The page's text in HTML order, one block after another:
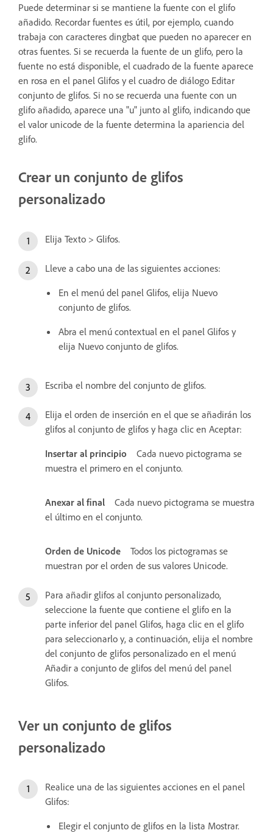
Puede determinar si se mantiene la fuente con el glifo
añadido. Recordar fuentes es útil, por ejemplo, cuando
trabaja con caracteres dingbat que pueden no aparecer en
otras fuentes. Si se recuerda la fuente de un glifo, pero la
fuente no está disponible, el cuadrado de la fuente aparece
en rosa en el panel Glifos y el cuadro de diálogo Editar
conjunto de glifos. Si no se recuerda una fuente con un
glifo añadido, aparece una "u" junto al glifo, indicando que
el valor unicode de la fuente determina la apariencia del
glifo.
Crear un conjunto de glifos
personalizado
Elija Texto > Glifos.
Lleve a cabo una de las siguientes acciones:
En el menú del panel Glifos, elija Nuevo
conjunto de glifos.
Abra el menú contextual en el panel Glifos y
elija Nuevo conjunto de glifos.
Escriba el nombre del conjunto de glifos.
Elija el orden de inserción en el que se añadirán los
glifos al conjunto de glifos y haga clic en Aceptar:
Insertar al principio
Cada nuevo pictograma se
muestra el primero en el conjunto.
Anexar al final
Cada nuevo pictograma se muestra
el último en el conjunto.
Orden de Unicode
Todos los pictogramas se
muestran por el orden de sus valores Unicode.
Para añadir glifos al conjunto personalizado,
seleccione la fuente que contiene el glifo en la
parte inferior del panel Glifos, haga clic en el glifo
para seleccionarlo y, a continuación, elija el nombre
del conjunto de glifos personalizado en el menú
Añadir a conjunto de glifos del menú del panel
Glifos.
Ver un conjunto de glifos
personalizado
Realice una de las siguientes acciones en el panel
Glifos:
Elegir el conjunto de glifos en la lista Mostrar.